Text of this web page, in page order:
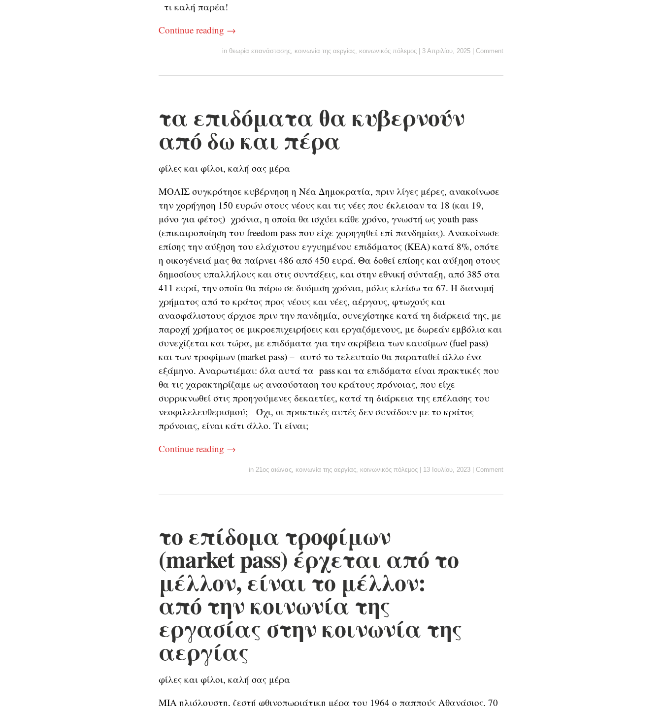
τι καλή παρέα!
Continue reading →
in θεωρία επανάστασης, κοινωνία της αεργίας, κοινωνικός πόλεμος 3 Απριλίου, 2025 Comment
τα επιδόματα θα κυβερνούν
από δω και πέρα
φίλες και φίλοι, καλή σας μέρα
ΜΟΛΙΣ συγκρότησε κυβέρνηση η Νέα Δημοκρατία, πριν λίγες μέρες, ανακοίνωσε
την χορήγηση 150 ευρών στους νέους και τις νέες που έκλεισαν τα 18 (και 19,
μόνο για φέτος) χρόνια, η οποία θα ισχύει κάθε χρόνο, γνωστή ως youth pass
(επικαιροποίηση του freedom pass που είχε χορηγηθεί επί πανδημίας). Ανακοίνωσε
επίσης την αύξηση του ελάχιστου εγγυημένου επιδόματος (ΚΕΑ) κατά 8%, οπότε
η οικογένειά μας θα παίρνει 486 από 450 ευρά. Θα δοθεί επίσης και αύξηση στους
δημοσίους υπαλλήλους και στις συντάξεις, και στην εθνική σύνταξη, από 385 στα
411 ευρά, την οποία θα πάρω σε δυόμιση χρόνια, μόλις κλείσω τα 67. Η διανομή
χρήματος από το κράτος προς νέους και νέες, αέργους, φτωχούς και
ανασφάλιστους άρχισε πριν την πανδημία, συνεχίστηκε κατά τη διάρκειά της, με
παροχή χρήματος σε μικροεπιχειρήσεις και εργαζόμενους, με δωρεάν εμβόλια και
συνεχίζεται και τώρα, με επιδόματα για την ακρίβεια των καυσίμων (fuel pass)
και των τροφίμων (market pass) – αυτό το τελευταίο θα παραταθεί άλλο ένα
εξάμηνο. Αναρωτιέμαι: όλα αυτά τα pass και τα επιδόματα είναι πρακτικές που
θα τις χαρακτηρίζαμε ως ανασύσταση του κράτους πρόνοιας, που είχε
συρρικνωθεί στις προηγούμενες δεκαετίες, κατά τη διάρκεια της επέλασης του
νεοφιλελευθερισμού; Όχι, οι πρακτικές αυτές δεν συνάδουν με το κράτος
πρόνοιας, είναι κάτι άλλο. Τι είναι;
Continue reading →
in 21ος αιώνας, κοινωνία της αεργίας, κοινωνικός πόλεμος 13 Ιουλίου, 2023 Comment
το επίδομα τροφίμων
(market pass) έρχεται από το
μέλλον, είναι το μέλλον:
από την κοινωνία της
εργασίας στην κοινωνία της
αεργίας
φίλες και φίλοι, καλή σας μέρα
ΜΙΑ ηλιόλουστη, ζεστή φθινοπωριάτικη μέρα του 1964 ο παππούς Αθανάσιος, 70